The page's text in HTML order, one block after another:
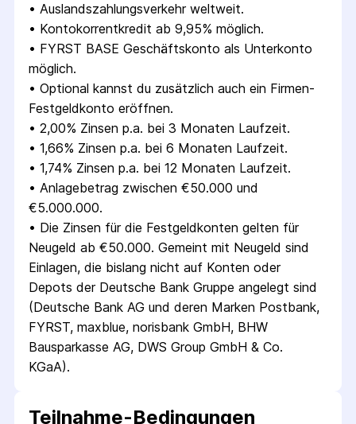
• Auslandszahlungsverkehr weltweit.
• Kontokorrentkredit ab 9,95% möglich.
• FYRST BASE Geschäftskonto als Unterkonto
möglich.
• Optional kannst du zusätzlich auch ein Firmen-
Festgeldkonto eröffnen.
• 2,00% Zinsen p.a. bei 3 Monaten Laufzeit.
• 1,66% Zinsen p.a. bei 6 Monaten Laufzeit.
• 1,74% Zinsen p.a. bei 12 Monaten Laufzeit.
• Anlagebetrag zwischen €50.000 und
€5.000.000.
• Die Zinsen für die Festgeldkonten gelten für
Neugeld ab €50.000. Gemeint mit Neugeld sind
Einlagen, die bislang nicht auf Konten oder
Depots der Deutsche Bank Gruppe angelegt sind
(Deutsche Bank AG und deren Marken Postbank,
FYRST, maxblue, norisbank GmbH, BHW
Bausparkasse AG, DWS Group GmbH & Co.
KGaA).
Teilnahme-Bedingungen